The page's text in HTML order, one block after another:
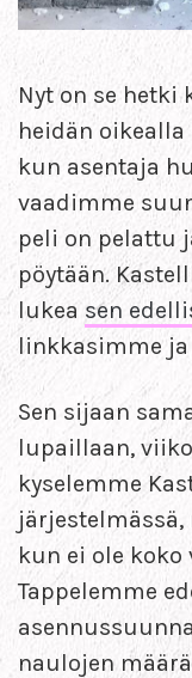
Nyt on se hetki
heidän oikealla
kun asentaja
vaadimme
peli on pelattu
pöytään.
lukea sen
linkkasimme
Sen sijaan
lupaillaan,
kyselemme
kun ei ole
Tappelemme
naulojen